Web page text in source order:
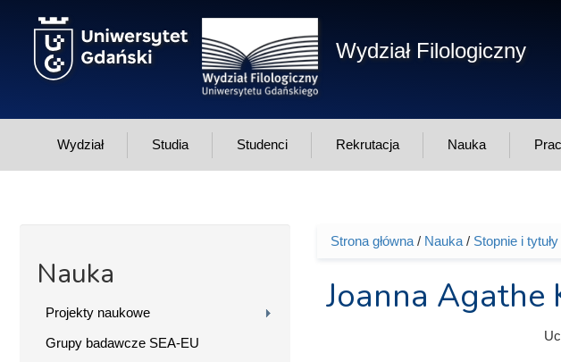
Wydział Filologiczny
Wydział Studia Studenci Rekrutacja Nauka
Nauka
Projekty naukowe
Grupy badawcze SEA-EU
Jesteś tutaj
Strona główna/ Nauka/ Stopnie i
Joanna Agathe